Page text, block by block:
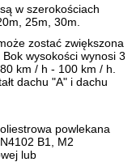
w szerokościach
25m, 30m.
zostać zwiększona
Bok wysokości wynosi 3
km / h - 100 km / h.
dachu "A" i dachu
powlekana
B1, M2
lub